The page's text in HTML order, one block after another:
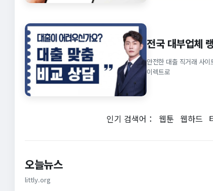
전국 대부업체
안전한 대출 직거래 사
이렉트로
인기 검색어： 웹툰 웹하드
오늘뉴스
littly.org